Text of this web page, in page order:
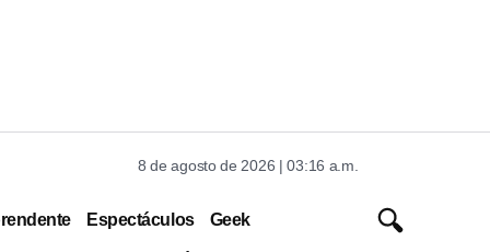
8 de agosto de 2026 | 03:16 a.m.
Espectáculos Geek